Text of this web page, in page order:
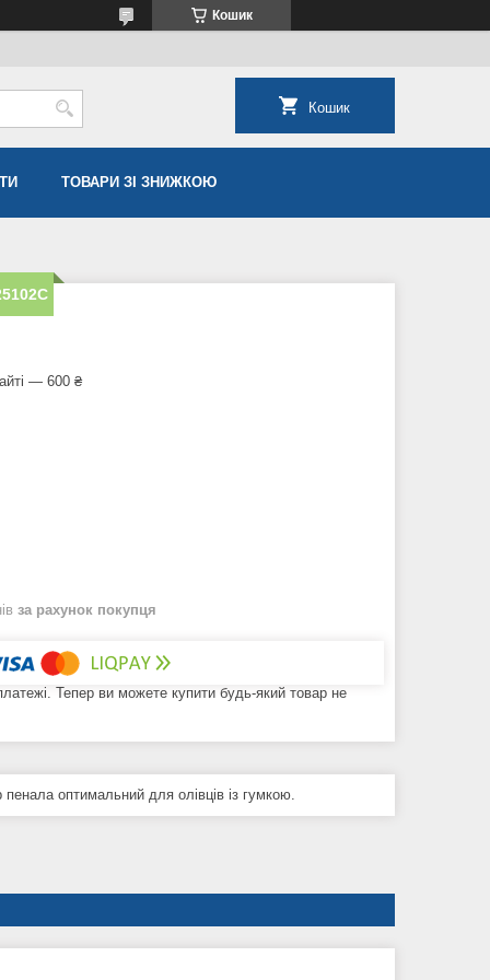
Кошик
Кошик
ТОВАРИ ЗІ ЗНИЖКОЮ
— 600 ₴
за рахунок покупця
Тепер ви можете купити будь-який товар не
оптимальний для олівців із гумкою.